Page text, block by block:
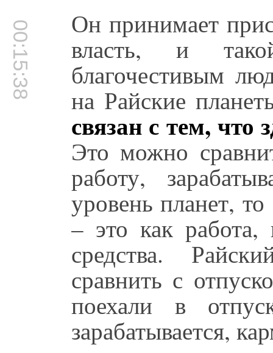
00:15:38 Он принимает
власть, и
благочестивым
на Райские
связан с тем, что
Это можно
работу,
уровень планет,
– это как работа,
средства.
сравнить с
поехали в
зарабатывается,